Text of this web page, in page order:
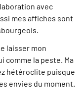
avec
mes affiches sont
laisser mon
comme la peste. Ma
hétéroclite puisque
envies du moment.